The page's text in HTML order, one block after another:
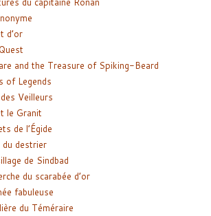
d’or
and the Treasure of Spiking-Beard
of Legends
Veilleurs
le Granit
de l’Égide
du destrier
de Sindbad
du scarabée d’or
fabuleuse
du Téméraire